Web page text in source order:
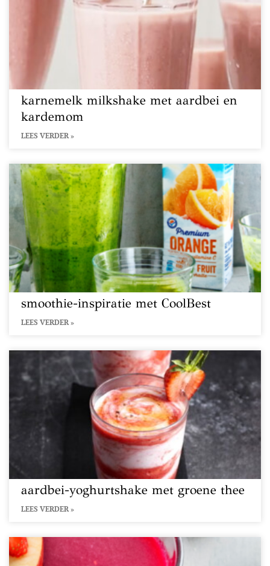
karnemelk milkshake met aardbei en
kardemom
LEES VERDER »
smoothie-inspiratie met CoolBest
LEES VERDER »
aardbei-yoghurtshake met groene thee
LEES VERDER »